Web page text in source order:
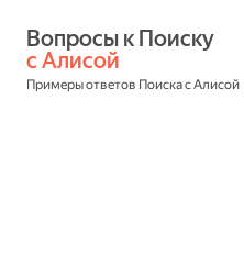
с Алисой
Примеры ответов Поиска с Алисой